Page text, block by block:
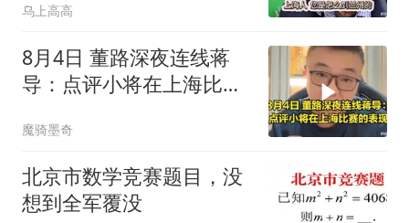
乌上高高
8月4日 董路深夜连线蒋
导：点评小将在上海比赛
魔骑墨奇
北京市数学竞赛题目，没
想到全军覆没